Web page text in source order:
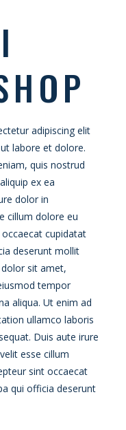
adipiscing elit
labore et dolore.
quis nostrud
ex ea
dolor in
cillum dolore eu
cupidatat
deserunt mollit
sit amet,
tempor
aliqua. Ut enim ad
ullamco laboris
Duis aute irure
esse cillum
sint occaecat
qui officia deserunt